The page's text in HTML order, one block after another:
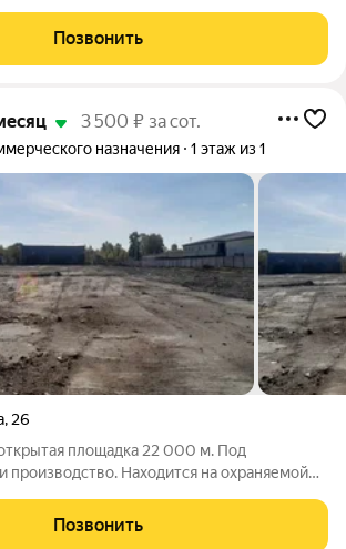
Позвонить
3 500 ₽ за сот.
назначения 1 этаж из 1
, 26
площадка 22 000 м. Под
производство. Находится на охраняемой
в объявлении, или напишите сообщение
вас время.
Позвонить